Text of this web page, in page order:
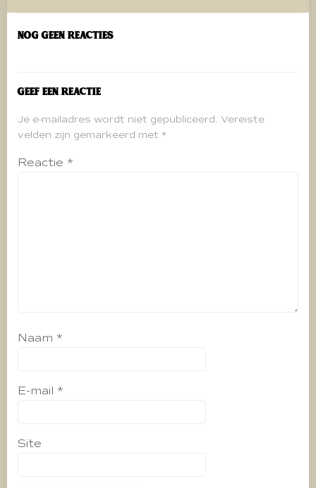
navigatie
Nog geen reacties
Geef een reactie
Je e-mailadres wordt niet gepubliceerd. Vereiste
velden zijn gemarkeerd met *
Reactie *
Naam *
E-mail *
Site